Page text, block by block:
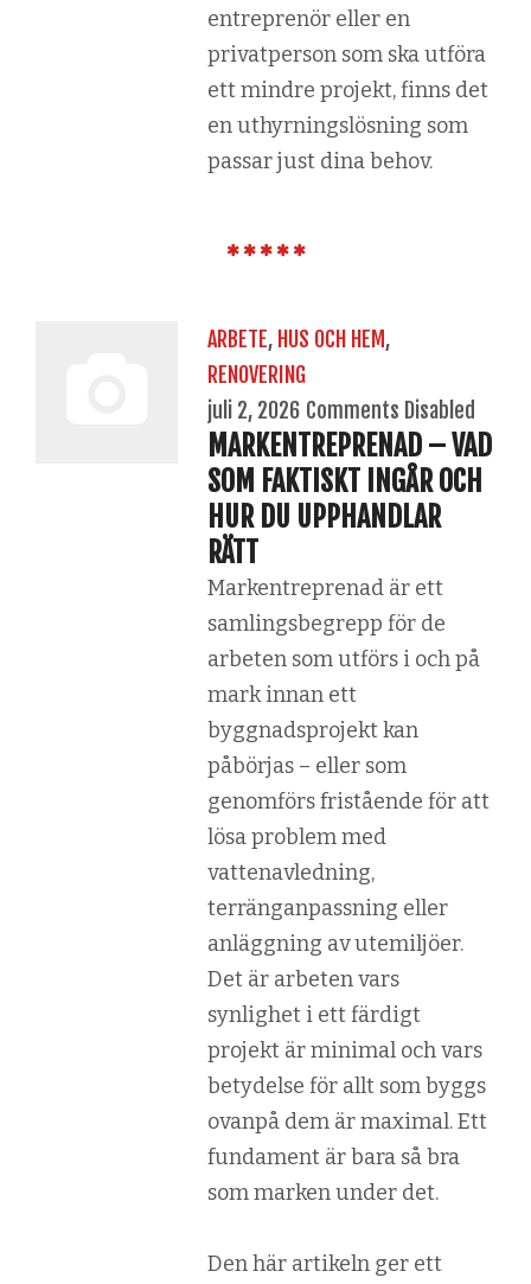
entreprenör eller en
privatperson som ska utföra
ett mindre projekt, finns det
en uthyrningslösning som
passar just dina behov.
ARBETE, HUS OCH HEM,
RENOVERING
juli 2, 2026 Comments Disabled
MARKENTREPRENAD – VAD
SOM FAKTISKT INGÅR OCH
HUR DU UPPHANDLAR
RÄTT
Markentreprenad är ett
samlingsbegrepp för de
arbeten som utförs i och på
mark innan ett
byggnadsprojekt kan
påbörjas – eller som
genomförs fristående för att
lösa problem med
vattenavledning,
terränganpassning eller
anläggning av utemiljöer.
Det är arbeten vars
synlighet i ett färdigt
projekt är minimal och vars
betydelse för allt som byggs
ovanpå dem är maximal. Ett
fundament är bara så bra
som marken under det.
Den här artikeln ger ett